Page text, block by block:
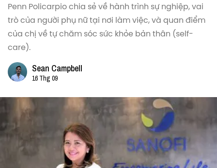
Penn Policarpio chia sẻ về hành trình sự nghiệp, vai
trò của người phụ nữ tại nơi làm việc, và quan điểm
của chị về tự chăm sóc sức khỏe bản thân (self-
care).
Sean Campbell
16 Thg 09